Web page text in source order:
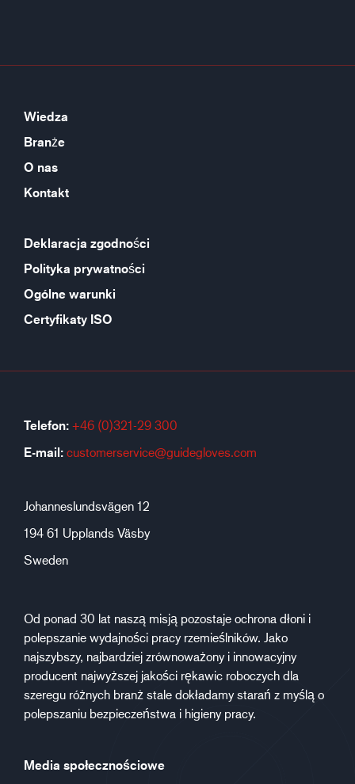
Wiedza
Branże
O nas
Kontakt
Deklaracja zgodności
Polityka prywatności
Ogólne warunki
Certyfikaty ISO
Telefon: +46 (0)321-29 300
E-mail: customerservice@guidegloves.com
Johanneslundsvägen 12
194 61 Upplands Väsby
Sweden
Od ponad 30 lat naszą misją pozostaje ochrona dłoni i
polepszanie wydajności pracy rzemieślników. Jako
najszybszy, najbardziej zrównoważony i innowacyjny
producent najwyższej jakości rękawic roboczych dla
szeregu różnych branż stale dokładamy starań z myślą o
polepszaniu bezpieczeństwa i higieny pracy.
Media społecznościowe